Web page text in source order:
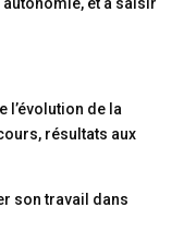
l’évolution de la
résultats aux
son travail dans